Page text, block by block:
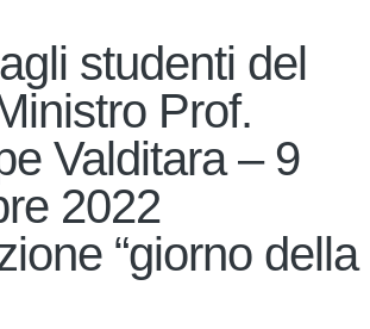
studenti del
Prof.
Valditara – 9
2022
“giorno della